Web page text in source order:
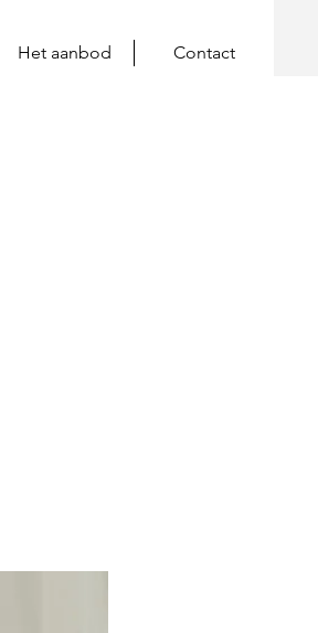
Het aanbod Contact